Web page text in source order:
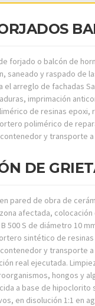
forjado o balcón de
saneado y raspado de
el arreglo de fachadas
imprimación
de resinas epoxi,
polimérico de
y transporte
DE
pared de obra de
afectada,
500 S de diámetro 10
sintético de resinas
y transporte
real ejecutada.
hongos y
a base de hipoclorito
en disolución 1:1 en